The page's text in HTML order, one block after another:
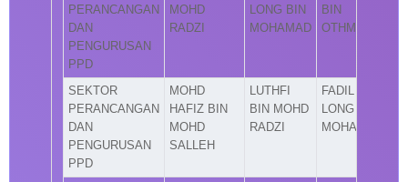
PERANCANGAN
DAN
PENGURUSAN
PPD
MOHD
RADZI
LONG BIN
MOHAMAD
BIN
OTHMAN
SEKTOR
PERANCANGAN
DAN
PENGURUSAN
PPD
MOHD
HAFIZ BIN
MOHD
SALLEH
LUTHFI
BIN MOHD
RADZI
FADIL
LONG BIN
MOHAMAD